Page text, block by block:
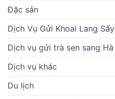
Đặc sản
Dịch Vụ Gửi Khoai Lang
Dịch vụ gửi trà sen sang Hà
Dịch vụ khác
Du lịch